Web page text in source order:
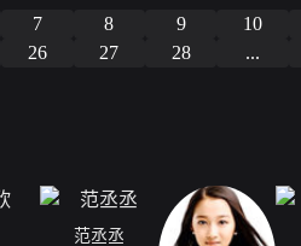
7 8 9 10
26 27 28 ...
范丞丞